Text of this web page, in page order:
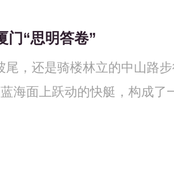
门“思明答卷”
尾，还是骑楼林立的中山路
海面上跃动的快艇，构成了